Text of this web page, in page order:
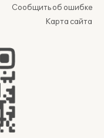
Сообщить об ошибке
Карта сайта